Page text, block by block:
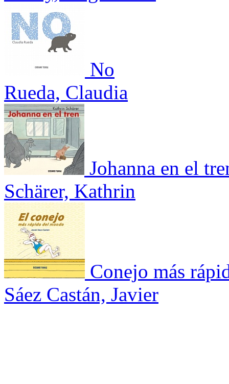
No
Rueda, Claudia
Johanna en el
Schärer, Kathrin
Conejo más
Sáez Castán, Javier